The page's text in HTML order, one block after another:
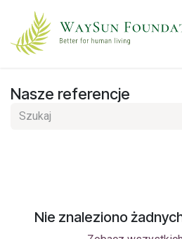
Nasze referencje
Nie znaleziono